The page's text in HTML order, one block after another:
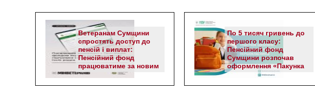
Ветеранам Сумщини
спростять доступ до
пенсій і виплат:
Пенсійний фонд
працюватиме за новим
алгоритмом
По 5 тисяч гривень до
першого класу:
Пенсійний фонд
Сумщини розпочав
оформлення «Пакунка
школяра»